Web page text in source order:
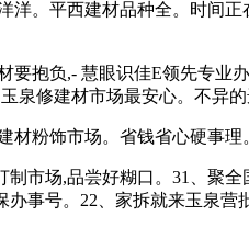
。平西建材品种全。时间正
抱负,- 慧眼识佳E领先专业
泉修建材市场最安心。不异
粉饰市场。省钱省心硬事理
场,品尝好糊口。31、聚全
事号。22、家拆就来玉泉营